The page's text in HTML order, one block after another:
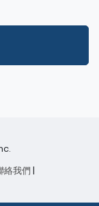
絡我們 |